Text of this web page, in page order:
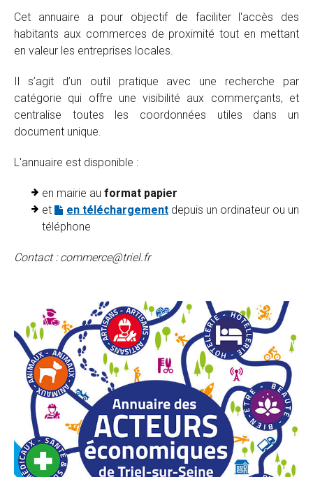
Cet annuaire a pour objectif de faciliter l'accès des
habitants aux commerces de proximité tout en mettant
en valeur les entreprises locales.
Il s’agit d’un outil pratique avec une recherche par
catégorie qui offre une visibilité aux commerçants, et
centralise toutes les coordonnées utiles dans un
document unique.
L'annuaire est disponible :
en mairie au format papier
et
en téléchargement depuis un ordinateur ou un
téléphone
Contact : commerce@triel.fr